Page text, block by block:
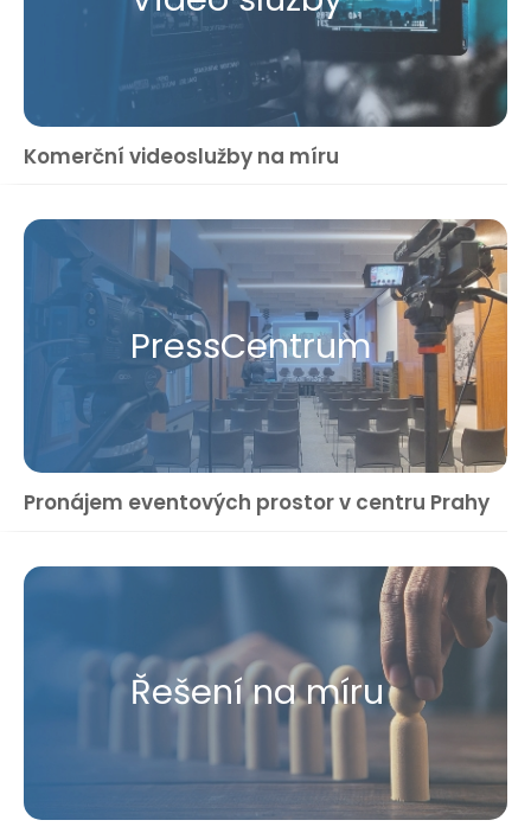
Komerční videoslužby na míru
Press​Centrum
Pronájem eventových prostor v centru Prahy
Řešení na míru